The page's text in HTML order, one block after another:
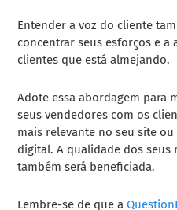
Entender a voz do cliente
concentrar seus esforços e a
clientes que está almejando.
Adote essa abordagem para
seus vendedores com os
mais relevante no seu site
digital. A qualidade dos
também será beneficiada.
Lembre-se de que a